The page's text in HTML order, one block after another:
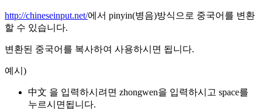
http://chineseinput.net/에서 pinyin(병음)방식으로 중국어를 변환
할 수 있습니다.
변환된 중국어를 복사하여 사용하시면 됩니다.
예시)
中文 을 입력하시려면 zhongwen을 입력하시고 space를
누르시면됩니다.